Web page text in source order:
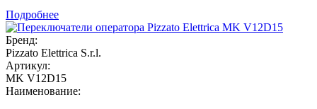
Подробнее
Бренд:
Pizzato Elettrica S.r.l.
Артикул:
MK V12D15
Наименование: